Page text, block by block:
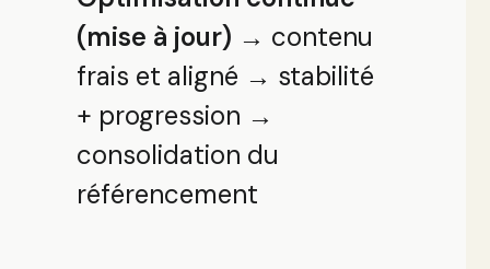
(mise à jour) → contenu
frais et aligné → stabilité
+ progression →
consolidation du
référencement